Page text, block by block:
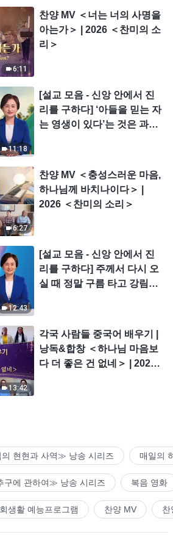
6:11
찬양 MV ＜너는 너의 사명을
아는가＞ | 2026 ＜찬미의 소
리＞
11:18
[설교 모음 - 신앙 안에서 진
리를 구하다] ‘아들을 믿는 자
는 영생이 있다’는 것은 과연
6:27
찬양 MV ＜충성스러운 마음,
하나님께 바치나이다＞ |
2026 ＜찬미의 소리＞
12:43
[설교 모음 - 신앙 안에서 진
리를 구하다] 주께서 다시 오
실 때 정말 구름 타고 강림하
13:42
각국 사람들 중국어 배우기 |
낭독&합창 ＜하나님 마음보
다 더 좋은 건 없네＞ | 2026
현현과 사역≫ 낭송 시리즈 매일의
에 관하여≫ 낭송 시리즈 복음 영화
생활 예능프로그램 찬양 MV 찬